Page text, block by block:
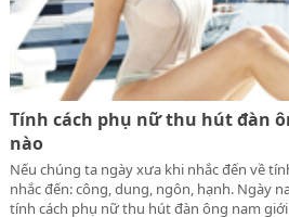
Tính cách phụ nữ thu hút đàn
nào
Nếu chúng ta ngày xưa khi nhắc đến về
nhắc đến: công, dung, ngôn, hạnh. Ngày
tính cách phụ nữ thu hút đàn ông nam